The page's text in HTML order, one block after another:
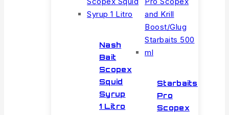
Nash
Bait
Scopex
Squid
Syrup
1 Litro
Starbaits
Pro
Scopex